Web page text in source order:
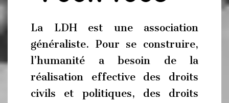
La LDH est une association
généraliste. Pour se construire,
l’humanité a besoin de la
réalisation effective des droits
civils et politiques, des droits